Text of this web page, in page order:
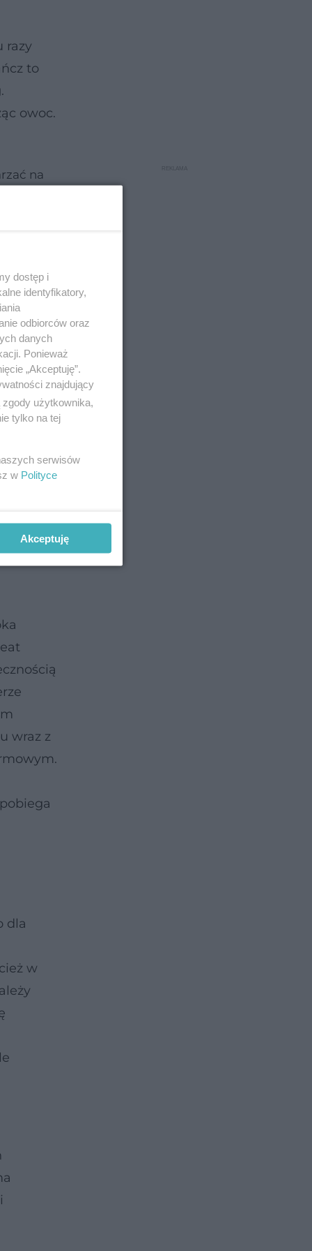
razy
to
owoc.
na
dni
wraz z
dla
w
dostęp i
identyfikatory,
odbiorców oraz
danych
Ponieważ
„Akceptuję”.
znajdujący
użytkownika,
tylko na tej
serwisów
w Polityce
Akceptuję